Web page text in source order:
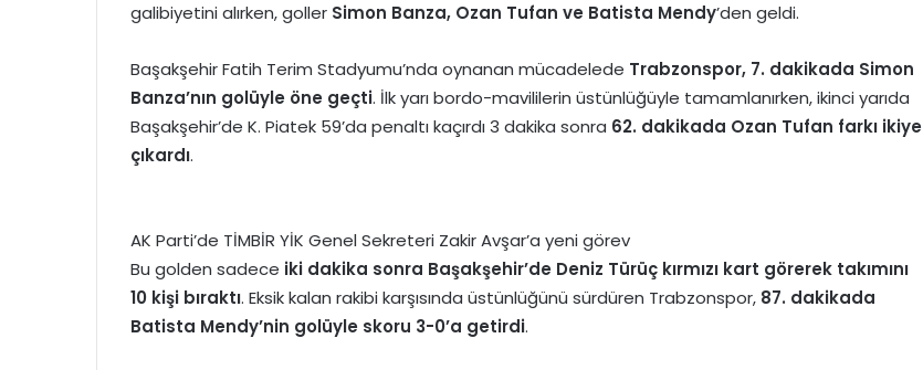
galibiyetini alırken, goller Simon Banza, Ozan Tufan ve Batista Mendy’den geldi.
Başakşehir Fatih Terim Stadyumu’nda oynanan mücadelede Trabzonspor, 7. dakikada Simon
Banza’nın golüyle öne geçti. İlk yarı bordo-mavililerin üstünlüğüyle tamamlanırken, ikinci yarıda
Başakşehir’de K. Piatek 59’da penaltı kaçırdı 3 dakika sonra 62. dakikada Ozan Tufan farkı ikiye
çıkardı.
AK Parti’de TİMBİR YİK Genel Sekreteri Zakir Avşar’a yeni görev
Bu golden sadece iki dakika sonra Başakşehir’de Deniz Türüç kırmızı kart görerek takımını
10 kişi bıraktı. Eksik kalan rakibi karşısında üstünlüğünü sürdüren Trabzonspor, 87. dakikada
Batista Mendy’nin golüyle skoru 3-0’a getirdi.